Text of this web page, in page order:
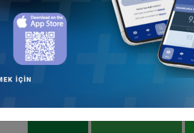
Türkiye - Kamerun
İş Konseyi
Türkiye - Kenya
İş Konseyi